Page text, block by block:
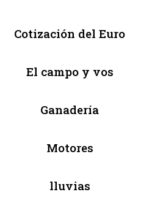
Cotización del Euro
El campo y vos
Ganadería
Motores
lluvias